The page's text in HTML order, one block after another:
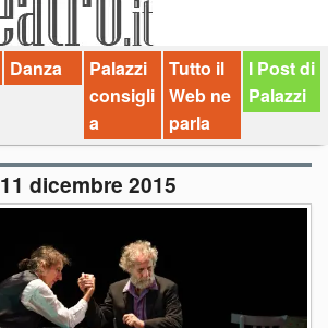
Danza
Palazzi
consigli
a
Tutto il
Web ne
parla
I Post di
Palazzi
11 dicembre 2015